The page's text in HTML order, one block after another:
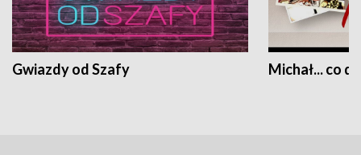
Gwiazdy od Szafy Michał... co